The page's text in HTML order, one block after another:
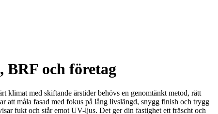
BRF och företag
klimat med skiftande årstider behövs en genomtänkt metod, rätt
att måla fasad med fokus på lång livslängd, snygg finish och trygg
fukt och står emot UV-ljus. Det ger din fastighet ett fräscht och